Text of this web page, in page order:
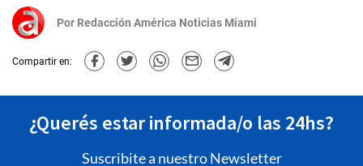
Por Redacción América Noticias Miami
Compartir en:
¿Querés estar informada/o las 24hs?
Suscribite a nuestro Newsletter